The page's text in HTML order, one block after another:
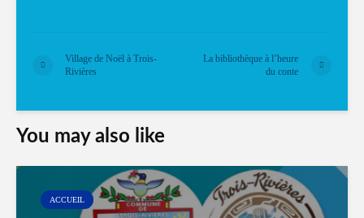
Village de Noël à Trois-
Rivières
La bibliothèque à l’heure
du conte
You may also like
ACCUEIL